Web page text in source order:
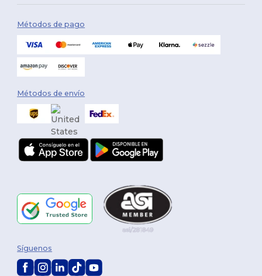
Métodos de pago
Métodos de envío
Síguenos